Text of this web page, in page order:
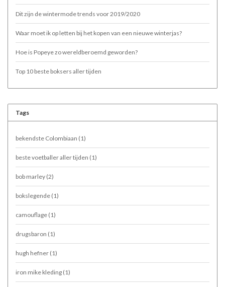
Dit zijn de wintermode trends voor 2019/2020
Waar moet ik op letten bij het kopen van een nieuwe winterjas?
Hoe is Popeye zo wereldberoemd geworden?
Top 10 beste boksers aller tijden
Tags
bekendste Colombiaan (1)
beste voetballer aller tijden (1)
bob marley (2)
bokslegende (1)
camouflage (1)
drugsbaron (1)
hugh hefner (1)
iron mike kleding (1)